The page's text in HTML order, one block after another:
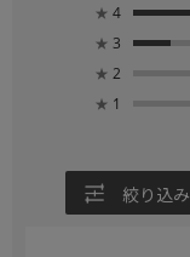
★ 4
★ 3
★ 2
★ 1
絞り込み